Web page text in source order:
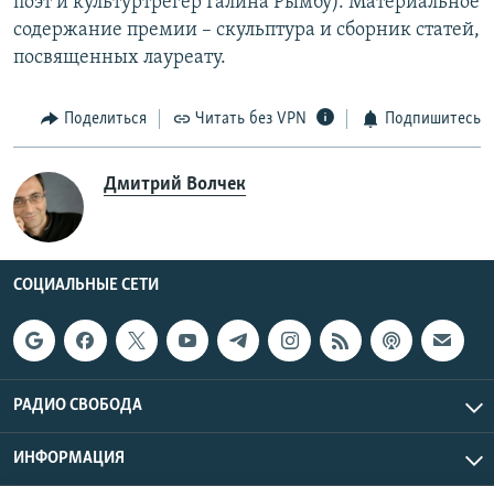
содержание премии – скульптура и сборник статей,
посвященных лауреату.
Поделиться Читать без VPN Подпишитесь
Дмитрий Волчек
СОЦИАЛЬНЫЕ СЕТИ
РАДИО СВОБОДА
ИНФОРМАЦИЯ